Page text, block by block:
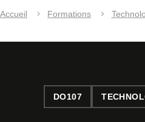
Accueil Formations
DO107